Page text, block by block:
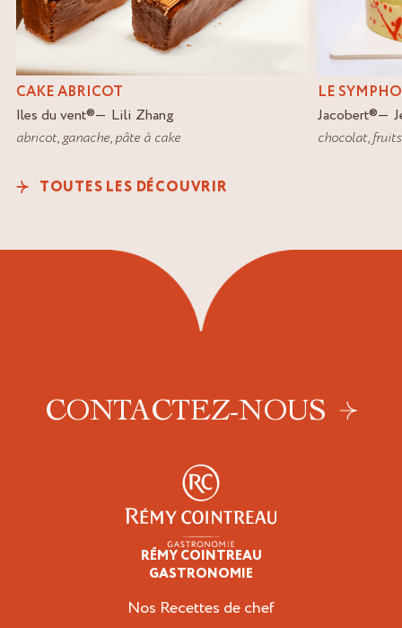
CAKE ABRICOT
Iles du vent®
Lili Zhang
abricot,ganache,pâte à cake
LE
Jacobert®
chocolat,
TOUTES LES DÉCOUVRIR
CONTACTEZ-NOUS
RÉMY COINTREAU
GASTRONOMIE
Nos Recettes de chef